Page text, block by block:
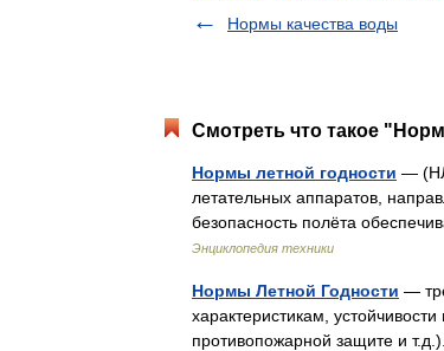
Нормы качества воды
Смотреть что такое
Нормы летной годности —
летательных аппаратов,
безопасность полёта
Энциклопедия техники
Нормы Летной Годности —
характеристикам,
противопожарной защите и